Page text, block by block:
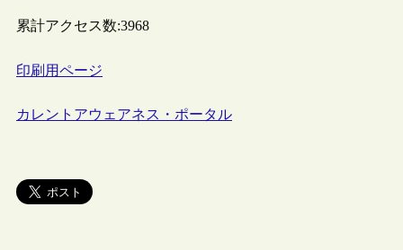
累計アクセス数:3968
印刷用ページ
カレントアウェアネス・ポータル